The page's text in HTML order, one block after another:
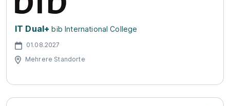
IT Dual+ bib International College
01.08.2027
Mehrere Standorte